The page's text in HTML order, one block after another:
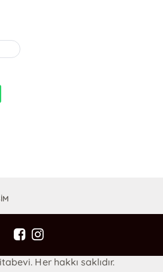
Her hakkı saklıdır.